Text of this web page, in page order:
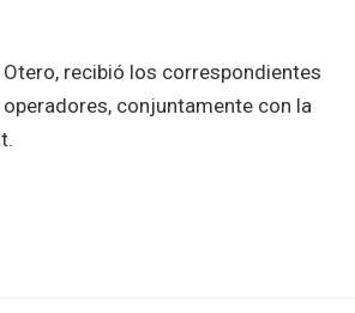
recibió los correspondientes
conjuntamente con la